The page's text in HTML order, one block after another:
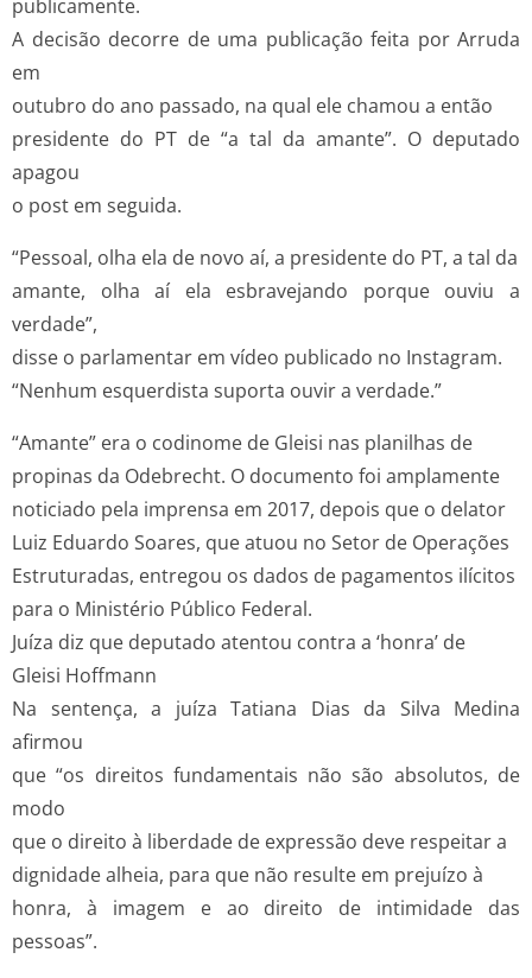
publicamente.
A decisão decorre de uma publicação feita por Arruda
em
outubro do ano passado, na qual ele chamou a então
presidente do PT de “a tal da amante”. O deputado
apagou
o post em seguida.
“Pessoal, olha ela de novo aí, a presidente do PT, a tal da
amante, olha aí ela esbravejando porque ouviu a
verdade”,
disse o parlamentar em vídeo publicado no Instagram.
“Nenhum esquerdista suporta ouvir a verdade.”
“Amante” era o codinome de Gleisi nas planilhas de
propinas da Odebrecht. O documento foi amplamente
noticiado pela imprensa em 2017, depois que o delator
Luiz Eduardo Soares, que atuou no Setor de Operações
Estruturadas, entregou os dados de pagamentos ilícitos
para o Ministério Público Federal.
Juíza diz que deputado atentou contra a ‘honra’ de
Gleisi Hoffmann
Na sentença, a juíza Tatiana Dias da Silva Medina
afirmou
que “os direitos fundamentais não são absolutos, de
modo
que o direito à liberdade de expressão deve respeitar a
dignidade alheia, para que não resulte em prejuízo à
honra, à imagem e ao direito de intimidade das
pessoas”.